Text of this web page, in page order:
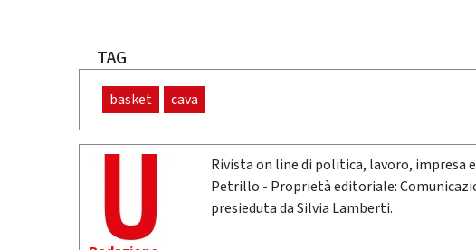
TAG
basket cava
Rivista on line di politica, lavoro, impresa
Petrillo - Proprietà editoriale:
presieduta da Silvia Lamberti.